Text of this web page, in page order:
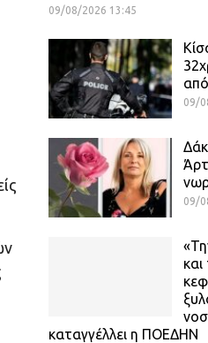
09/08/2026 13:45
από
09/
09/
καταγγέλλει η ΠΟΕΔΗΝ